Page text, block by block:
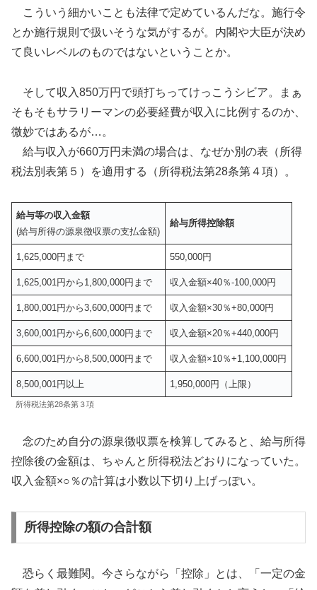
こういう細かいことも法律で定めているんだな。施行令
とか施行規則で扱いそうな気がするが。内閣や大臣が決め
て良いレベルのものではないということか。
そして収入850万円で頭打ちってけっこうシビア。まぁ
そもそもサラリーマンの必要経費が収入に比例するのか、
微妙ではあるが…。
給与収入が660万円未満の場合は、なぜか別の表（所得
税法別表第５）を適用する（所得税法第28条第４項）。
給与等の収入金額
(給与所得の源泉徴収票の支払金額)
給与所得控除額
1,625,000円まで 550,000円
1,625,001円から1,800,000円まで 収入金額×40％-100,000円
1,800,001円から3,600,000円まで 収入金額×30％+80,000円
3,600,001円から6,600,000円まで 収入金額×20％+440,000円
6,600,001円から8,500,000円まで 収入金額×10％+1,100,000円
8,500,001円以上 1,950,000円（上限）
所得税法第28条第３項
念のため自分の源泉徴収票を検算してみると、給与所得
控除後の金額は、ちゃんと所得税法どおりになっていた。
収入金額×○％の計算は小数以下切り上げっぽい。
所得控除の額の合計額
恐らく最難関。今さらながら「控除」とは、「一定の金